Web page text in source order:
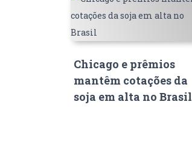
Chicago e prêmios
mantêm cotações da
soja em alta no Brasil